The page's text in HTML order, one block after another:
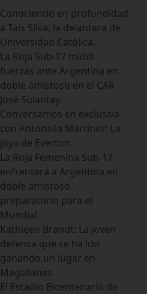
Conociendo en profundidad
a Tais Silva, la delantera de
Universidad Católica.
La Roja Sub-17 midió
fuerzas ante Argentina en
doble amistoso en el CAR
José Sulantay.
Conversamos en exclusiva
con Antonella Martínez: La
joya de Everton
La Roja Femenina Sub-17
enfrentará a Argentina en
doble amistoso
preparatorio para el
Mundial
Kathleen Brandt: La joven
defensa que se ha ido
ganando un lugar en
Magallanes
El Estadio Bicentenario de